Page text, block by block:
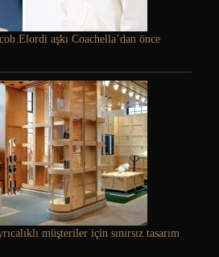
Elordi aşkı Coachella’dan önce
müşteriler için sınırsız tasarım